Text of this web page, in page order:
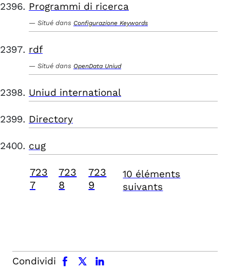
Programmi di ricerca
Situé dans Configurazione Keywords
rdf
Situé dans OpenData Uniud
Uniud international
Directory
cug
723
7
723
8
723
9
10 éléments
suivants
Condividi
facebook x.com linkedin